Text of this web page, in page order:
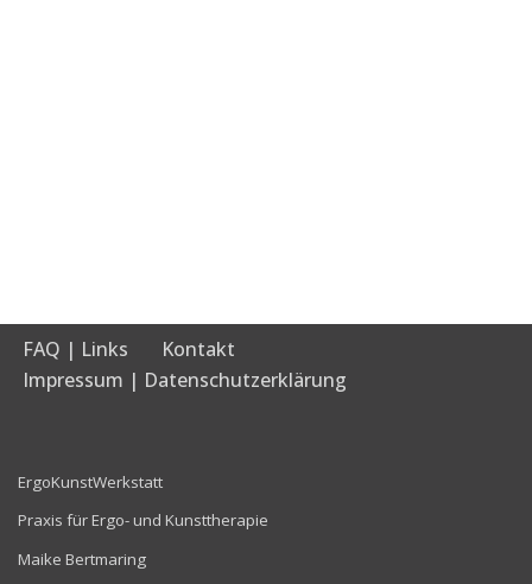
FAQ | Links
Kontakt
Impressum | Datenschutzerklärung
ErgoKunstWerkstatt
Praxis für Ergo- und Kunsttherapie
Maike Bertmaring